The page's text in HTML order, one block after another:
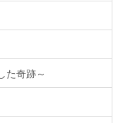
た奇跡～